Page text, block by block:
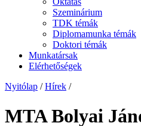
Szeminárium
TDK témák
Diplomamunka témák
Doktori témák
Munkatársak
Elérhetőségek
Nyitólap / Hírek /
MTA Bolyai